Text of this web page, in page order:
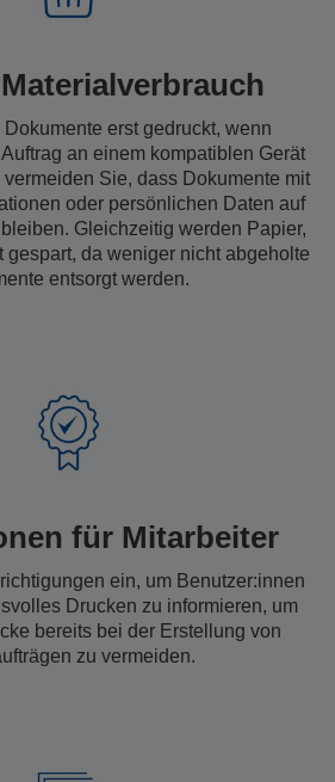
Dokumente erst gedruckt, wenn
an einem kompatiblen Gerät
Sie, dass Dokumente mit
oder persönlichen Daten auf
Gleichzeitig werden Papier,
gespart, da weniger nicht abgeholte
entsorgt werden.
für Mitarbeiter
ein, um Benutzer:innen
Drucken zu informieren, um
bereits bei der Erstellung von
zu vermeiden.